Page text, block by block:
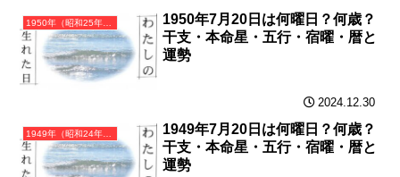
1950年（昭和25年）庚寅（かのえとら）・寅年（とら年）カレンダー（月曜はじまり）
1950年7月20日は何曜日？何歳？
干支・本命星・五行・宿曜・暦と
運勢
2024.12.30
1949年（昭和24年）己丑（つちのとうし）・丑年（うし年）カレンダー（月曜はじまり）
1949年7月20日は何曜日？何歳？
干支・本命星・五行・宿曜・暦と
運勢